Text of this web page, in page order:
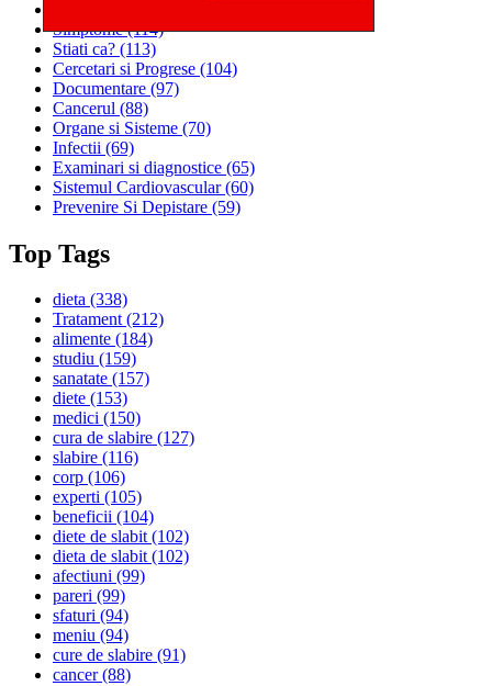
Simptome(114)
Stiati ca? (113)
Cercetari si Progrese (104)
Documentare (97)
Cancerul (88)
Organe si Sisteme (70)
Infectii (69)
Examinari si diagnostice (65)
Sistemul Cardiovascular(60)
Prevenire Si Depistare (59)
Top Tags
dieta (338)
Tratament(212)
alimente (184)
studiu (159)
sanatate (157)
diete (153)
medici (150)
cura de slabire (127)
slabire (116)
corp (106)
experti (105)
beneficii (104)
diete de slabit(102)
dieta de slabit(102)
afectiuni (99)
pareri (99)
sfaturi (94)
meniu (94)
cure de slabire (91)
cancer(88)